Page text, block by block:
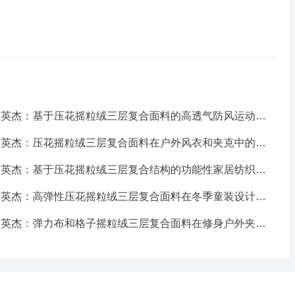
英杰：基于压花摇粒绒三层复合面料的高透气防风运动服
英杰：压花摇粒绒三层复合面料在户外风衣和夹克中的应
英杰：基于压花摇粒绒三层复合结构的功能性家居纺织品
英杰：高弹性压花摇粒绒三层复合面料在冬季童装设计中
英杰：弹力布和格子摇粒绒三层复合面料在修身户外夹克